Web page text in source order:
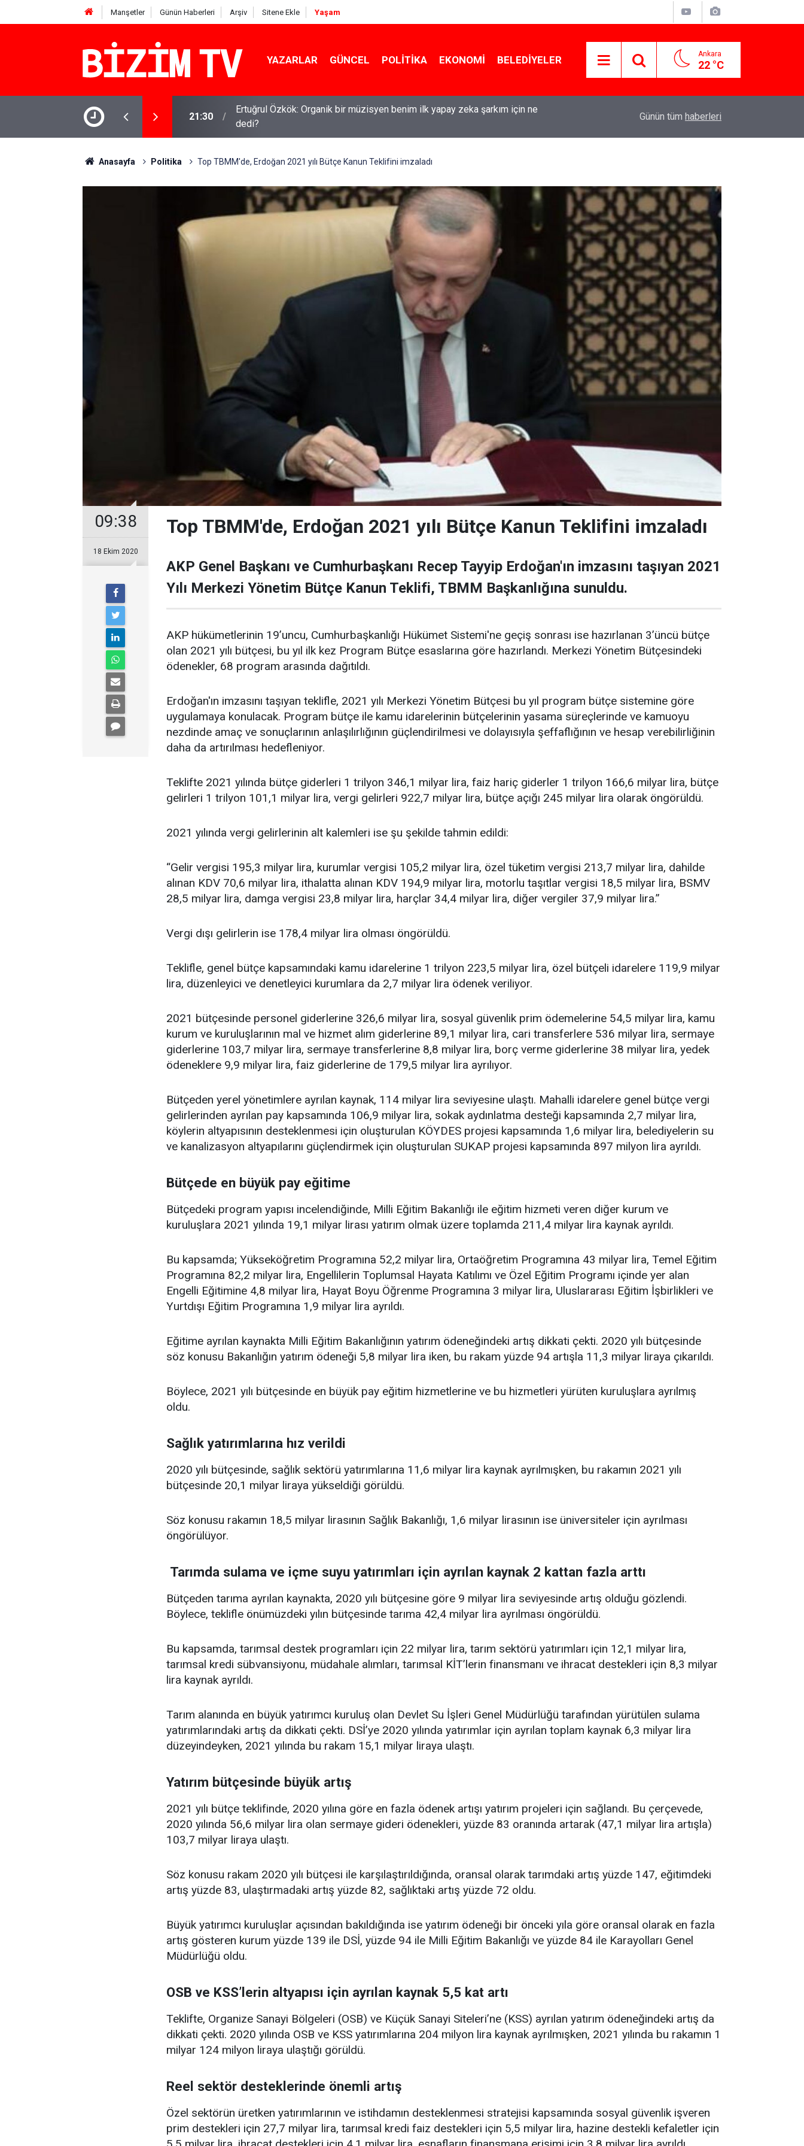
Manşetler Günün Haberleri Arşiv Sitene Ekle Yaşam
YAZARLAR GÜNCEL POLITIKA EKONOMI BELEDIYELER Ankara
22 °C
benim ilk yapay zeka şarkım için ne
16:11
Kirli çamaşırlar ortaya serildi... ROK itirafçı mı oldu? Fatih Altaylı'dan bomba
iddia
Özgür Özel'den Le Monde'a çarpıcı yazı: 'Bu
Günün tüm haberleri
Anasayfa Politika Top TBMM'de, Erdoğan 2021 yılı Bütçe Kanun Teklifini imzaladı
09:38
18 Ekim 2020
Top TBMM'de, Erdoğan 2021 yılı Bütçe Kanun Teklifini imzaladı
AKP Genel Başkanı ve Cumhurbaşkanı Recep Tayyip Erdoğan'ın imzasını taşıyan 2021
Yılı Merkezi Yönetim Bütçe Kanun Teklifi, TBMM Başkanlığına sunuldu.
AKP hükümetlerinin 19’uncu, Cumhurbaşkanlığı Hükümet Sistemi'ne geçiş sonrası ise hazırlanan 3’üncü bütçe
olan 2021 yılı bütçesi, bu yıl ilk kez Program Bütçe esaslarına göre hazırlandı. Merkezi Yönetim Bütçesindeki
ödenekler, 68 program arasında dağıtıldı.
Erdoğan'ın imzasını taşıyan teklifle, 2021 yılı Merkezi Yönetim Bütçesi bu yıl program bütçe sistemine göre
uygulamaya konulacak. Program bütçe ile kamu idarelerinin bütçelerinin yasama süreçlerinde ve kamuoyu
nezdinde amaç ve sonuçlarının anlaşılırlığının güçlendirilmesi ve dolayısıyla şeffaflığının ve hesap verebilirliğinin
daha da artırılması hedefleniyor.
Teklifte 2021 yılında bütçe giderleri 1 trilyon 346,1 milyar lira, faiz hariç giderler 1 trilyon 166,6 milyar lira, bütçe
gelirleri 1 trilyon 101,1 milyar lira, vergi gelirleri 922,7 milyar lira, bütçe açığı 245 milyar lira olarak öngörüldü.
2021 yılında vergi gelirlerinin alt kalemleri ise şu şekilde tahmin edildi:
“Gelir vergisi 195,3 milyar lira, kurumlar vergisi 105,2 milyar lira, özel tüketim vergisi 213,7 milyar lira, dahilde
alınan KDV 70,6 milyar lira, ithalatta alınan KDV 194,9 milyar lira, motorlu taşıtlar vergisi 18,5 milyar lira, BSMV
28,5 milyar lira, damga vergisi 23,8 milyar lira, harçlar 34,4 milyar lira, diğer vergiler 37,9 milyar lira.”
Vergi dışı gelirlerin ise 178,4 milyar lira olması öngörüldü.
Teklifle, genel bütçe kapsamındaki kamu idarelerine 1 trilyon 223,5 milyar lira, özel bütçeli idarelere 119,9 milyar
lira, düzenleyici ve denetleyici kurumlara da 2,7 milyar lira ödenek veriliyor.
2021 bütçesinde personel giderlerine 326,6 milyar lira, sosyal güvenlik prim ödemelerine 54,5 milyar lira, kamu
kurum ve kuruluşlarının mal ve hizmet alım giderlerine 89,1 milyar lira, cari transferlere 536 milyar lira, sermaye
giderlerine 103,7 milyar lira, sermaye transferlerine 8,8 milyar lira, borç verme giderlerine 38 milyar lira, yedek
ödeneklere 9,9 milyar lira, faiz giderlerine de 179,5 milyar lira ayrılıyor.
Bütçeden yerel yönetimlere ayrılan kaynak, 114 milyar lira seviyesine ulaştı. Mahalli idarelere genel bütçe vergi
gelirlerinden ayrılan pay kapsamında 106,9 milyar lira, sokak aydınlatma desteği kapsamında 2,7 milyar lira,
köylerin altyapısının desteklenmesi için oluşturulan KÖYDES projesi kapsamında 1,6 milyar lira, belediyelerin su
ve kanalizasyon altyapılarını güçlendirmek için oluşturulan SUKAP projesi kapsamında 897 milyon lira ayrıldı.
Bütçede en büyük pay eğitime
Bütçedeki program yapısı incelendiğinde, Milli Eğitim Bakanlığı ile eğitim hizmeti veren diğer kurum ve
kuruluşlara 2021 yılında 19,1 milyar lirası yatırım olmak üzere toplamda 211,4 milyar lira kaynak ayrıldı.
Bu kapsamda; Yükseköğretim Programına 52,2 milyar lira, Ortaöğretim Programına 43 milyar lira, Temel Eğitim
Programına 82,2 milyar lira, Engellilerin Toplumsal Hayata Katılımı ve Özel Eğitim Programı içinde yer alan
Engelli Eğitimine 4,8 milyar lira, Hayat Boyu Öğrenme Programına 3 milyar lira, Uluslararası Eğitim İşbirlikleri ve
Yurtdışı Eğitim Programına 1,9 milyar lira ayrıldı.
Eğitime ayrılan kaynakta Milli Eğitim Bakanlığının yatırım ödeneğindeki artış dikkati çekti. 2020 yılı bütçesinde
söz konusu Bakanlığın yatırım ödeneği 5,8 milyar lira iken, bu rakam yüzde 94 artışla 11,3 milyar liraya çıkarıldı.
Böylece, 2021 yılı bütçesinde en büyük pay eğitim hizmetlerine ve bu hizmetleri yürüten kuruluşlara ayrılmış
oldu.
Sağlık yatırımlarına hız verildi
2020 yılı bütçesinde, sağlık sektörü yatırımlarına 11,6 milyar lira kaynak ayrılmışken, bu rakamın 2021 yılı
bütçesinde 20,1 milyar liraya yükseldiği görüldü.
Söz konusu rakamın 18,5 milyar lirasının Sağlık Bakanlığı, 1,6 milyar lirasının ise üniversiteler için ayrılması
öngörülüyor.
Tarımda sulama ve içme suyu yatırımları için ayrılan kaynak 2 kattan fazla arttı
Bütçeden tarıma ayrılan kaynakta, 2020 yılı bütçesine göre 9 milyar lira seviyesinde artış olduğu gözlendi.
Böylece, teklifle önümüzdeki yılın bütçesinde tarıma 42,4 milyar lira ayrılması öngörüldü.
Bu kapsamda, tarımsal destek programları için 22 milyar lira, tarım sektörü yatırımları için 12,1 milyar lira,
tarımsal kredi sübvansiyonu, müdahale alımları, tarımsal KİT’lerin finansmanı ve ihracat destekleri için 8,3 milyar
lira kaynak ayrıldı.
Tarım alanında en büyük yatırımcı kuruluş olan Devlet Su İşleri Genel Müdürlüğü tarafından yürütülen sulama
yatırımlarındaki artış da dikkati çekti. DSİ’ye 2020 yılında yatırımlar için ayrılan toplam kaynak 6,3 milyar lira
düzeyindeyken, 2021 yılında bu rakam 15,1 milyar liraya ulaştı.
Yatırım bütçesinde büyük artış
2021 yılı bütçe teklifinde, 2020 yılına göre en fazla ödenek artışı yatırım projeleri için sağlandı. Bu çerçevede,
2020 yılında 56,6 milyar lira olan sermaye gideri ödenekleri, yüzde 83 oranında artarak (47,1 milyar lira artışla)
103,7 milyar liraya ulaştı.
Söz konusu rakam 2020 yılı bütçesi ile karşılaştırıldığında, oransal olarak tarımdaki artış yüzde 147, eğitimdeki
artış yüzde 83, ulaştırmadaki artış yüzde 82, sağlıktaki artış yüzde 72 oldu.
Büyük yatırımcı kuruluşlar açısından bakıldığında ise yatırım ödeneği bir önceki yıla göre oransal olarak en fazla
artış gösteren kurum yüzde 139 ile DSİ, yüzde 94 ile Milli Eğitim Bakanlığı ve yüzde 84 ile Karayolları Genel
Müdürlüğü oldu.
OSB ve KSS’lerin altyapısı için ayrılan kaynak 5,5 kat artı
Teklifte, Organize Sanayi Bölgeleri (OSB) ve Küçük Sanayi Siteleri’ne (KSS) ayrılan yatırım ödeneğindeki artış da
dikkati çekti. 2020 yılında OSB ve KSS yatırımlarına 204 milyon lira kaynak ayrılmışken, 2021 yılında bu rakamın 1
milyar 124 milyon liraya ulaştığı görüldü.
Reel sektör desteklerinde önemli artış
Özel sektörün üretken yatırımlarının ve istihdamın desteklenmesi stratejisi kapsamında sosyal güvenlik işveren
prim destekleri için 27,7 milyar lira, tarımsal kredi faiz destekleri için 5,5 milyar lira, hazine destekli kefaletler için